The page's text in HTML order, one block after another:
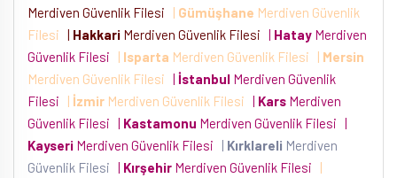
Merdiven Güvenlik Filesi
| Gümüşhane Merdiven Güvenlik
Filesi | Hakkari Merdiven Güvenlik Filesi | Hatay Merdiven
Güvenlik Filesi
| Isparta Merdiven Güvenlik Filesi | Mersin
Merdiven Güvenlik Filesi | İstanbul Merdiven Güvenlik
Filesi
| İzmir Merdiven Güvenlik Filesi | Kars Merdiven
Güvenlik Filesi | Kastamonu Merdiven Güvenlik Filesi |
Kayseri Merdiven Güvenlik Filesi | Kırklareli Merdiven
Güvenlik Filesi | Kırşehir Merdiven Güvenlik Filesi
|